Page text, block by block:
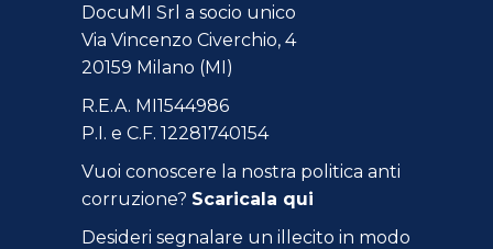
DocuMI Srl a socio unico
Via Vincenzo Civerchio, 4
20159 Milano (MI)
R.E.A. MI1544986
P.I. e C.F. 12281740154
Vuoi conoscere la nostra politica anti
corruzione? Scaricala qui
Desideri segnalare un illecito in modo